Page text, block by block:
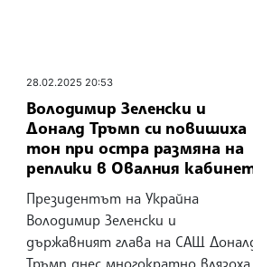
28.02.2025 20:53
Володимир Зеленски и
Доналд Тръмп си повишиха
тон при остра размяна на
реплики в Овалния
Президентът на Украйна
Володимир Зеленски и
държавният глава на САЩ
Тръмп днес многократно влязоха